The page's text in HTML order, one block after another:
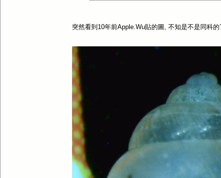
突然看到10年前Apple.Wu貼的圖, 不知是不是同科的